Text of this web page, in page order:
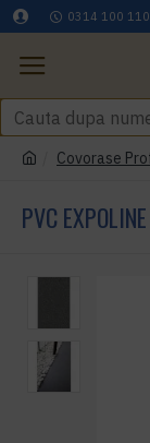
0314 100 110
Covorase
PVC